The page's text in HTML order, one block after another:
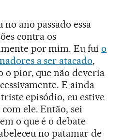
ano passado essa
contra os
por mim. Eu fuio
a ser atacado,
o pior, que não deveria
E ainda
episódio, eu estive
ele. Então, sei
o que é o debate
no patamar de